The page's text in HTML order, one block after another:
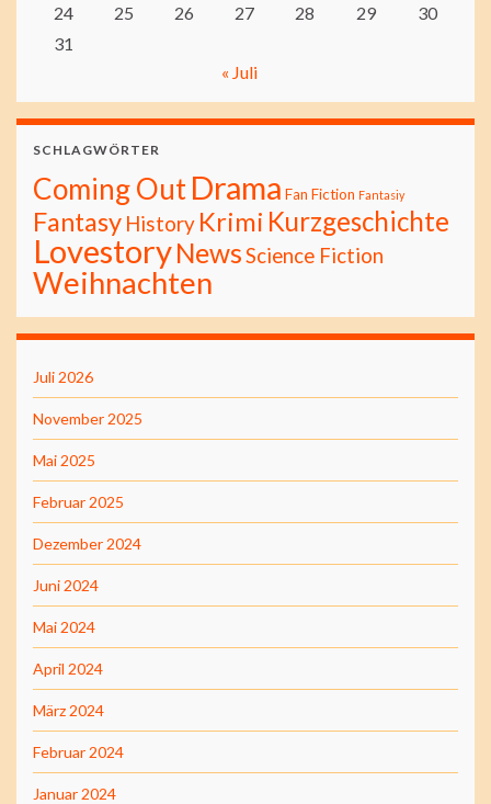
24
25 26 27 28 29
30
31
« Juli
SCHLAGWÖRTER
Coming OutDrama Fan Fiction Fantasiy
Fantasy History Krimi Kurzgeschichte
LovestoryNewsScience Fiction
Weihnachten
Juli 2026
November 2025
Mai 2025
Februar 2025
Dezember 2024
Juni 2024
Mai 2024
April 2024
März 2024
Februar 2024
Januar 2024